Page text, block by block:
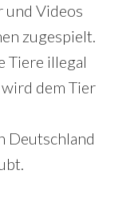
Videos
zugespielt.
Tiere illegal
wird dem Tier
Deutschland